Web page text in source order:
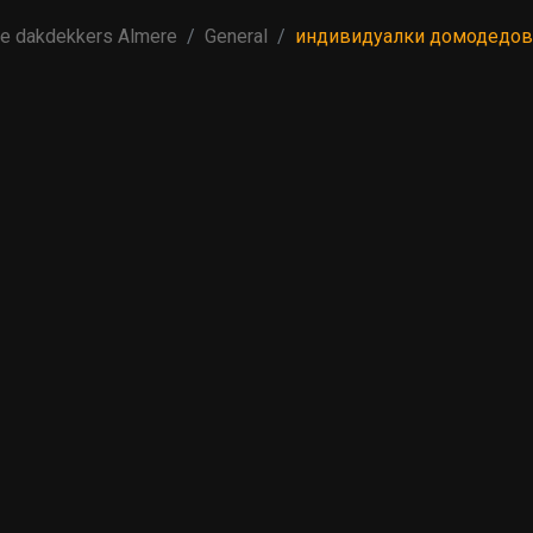
dakdekkers Almere General индивидуалки